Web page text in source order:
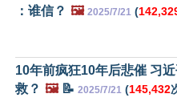
：谁信？ 🖼️ 2025/7/21 (
10年前疯狂10年后悲催 习
救？ 🖼️📝 2025/7/21 (145,432